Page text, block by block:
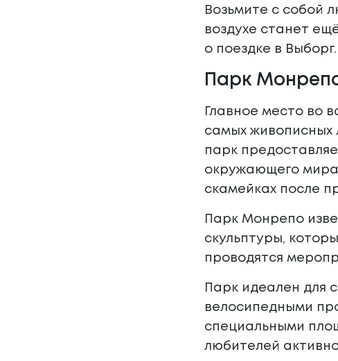
Возьмите с собой
воздухе станет
о поездке в Выборг.
Парк
Главное место во
самых живописных
парк
окружающего
скамейках после
Парк Монрепо
скульптуры,
проводятся
Парк идеален для
велосипедными
специальными
любителей